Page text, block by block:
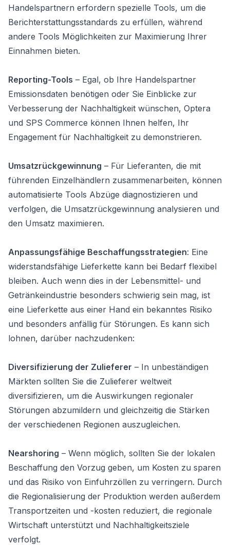
Handelspartnern erfordern spezielle Tools, um die
Berichterstattungsstandards zu erfüllen, während
andere Tools Möglichkeiten zur Maximierung Ihrer
Einnahmen bieten.
Reporting-Tools – Egal, ob Ihre Handelspartner
Emissionsdaten benötigen oder Sie Einblicke zur
Verbesserung der Nachhaltigkeit wünschen, Optera
und SPS Commerce können Ihnen helfen, Ihr
Engagement für Nachhaltigkeit zu demonstrieren.
Umsatzrückgewinnung – Für Lieferanten, die mit
führenden Einzelhändlern zusammenarbeiten, können
automatisierte Tools Abzüge diagnostizieren und
verfolgen, die Umsatzrückgewinnung analysieren und
den Umsatz maximieren.
Anpassungsfähige Beschaffungsstrategien: Eine
widerstandsfähige Lieferkette kann bei Bedarf flexibel
bleiben. Auch wenn dies in der Lebensmittel- und
Getränkeindustrie besonders schwierig sein mag, ist
eine Lieferkette aus einer Hand ein bekanntes Risiko
und besonders anfällig für Störungen. Es kann sich
lohnen, darüber nachzudenken:
Diversifizierung der Zulieferer – In unbeständigen
Märkten sollten Sie die Zulieferer weltweit
diversifizieren, um die Auswirkungen regionaler
Störungen abzumildern und gleichzeitig die Stärken
der verschiedenen Regionen auszugleichen.
Nearshoring – Wenn möglich, sollten Sie der lokalen
Beschaffung den Vorzug geben, um Kosten zu sparen
und das Risiko von Einfuhrzöllen zu verringern. Durch
die Regionalisierung der Produktion werden außerdem
Transportzeiten und -kosten reduziert, die regionale
Wirtschaft unterstützt und Nachhaltigkeitsziele
verfolgt.